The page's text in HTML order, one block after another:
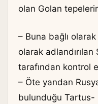
olan Golan
– Buna bağlı
olarak adlandırılan
tarafından kontrol
– Öte yandan
bulunduğu Tartus-